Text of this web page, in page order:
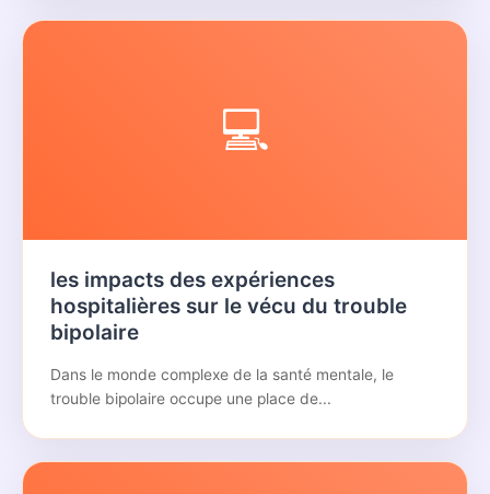
💻
les impacts des expériences
hospitalières sur le vécu du trouble
bipolaire
Dans le monde complexe de la santé mentale, le
trouble bipolaire occupe une place de...